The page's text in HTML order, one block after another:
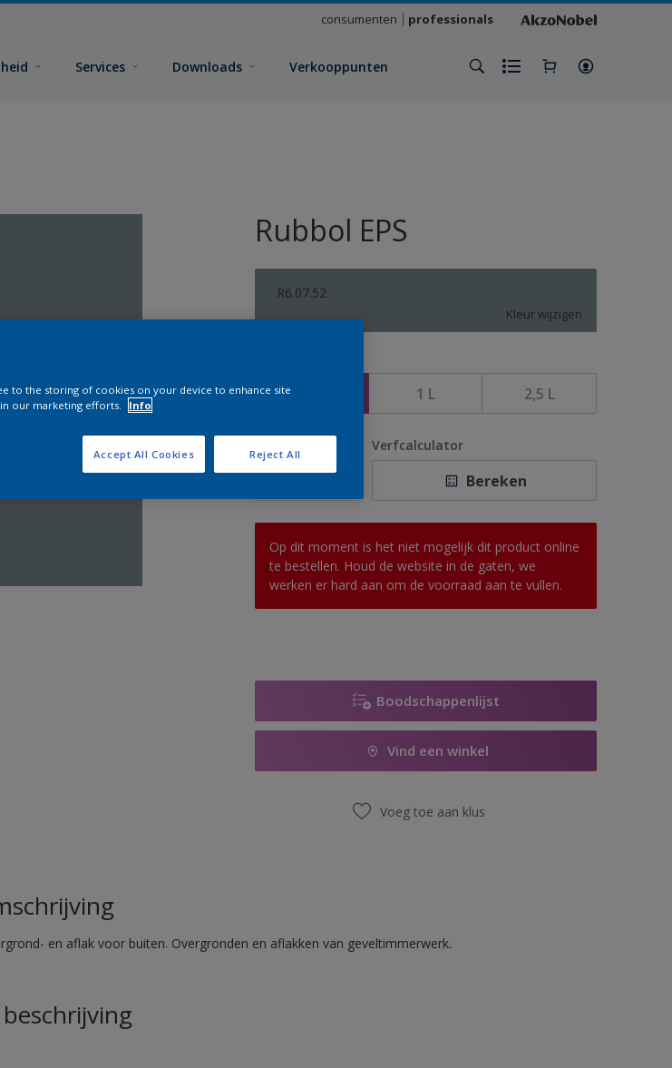
consumenten professionals
Services Downloads Verkooppunten
Rubbol EPS
R6.07.52
Kleur wijzigen
500 ML 1 L 2,5 L
Verfcalculator
Bereken
Op dit moment is het niet mogelijk dit product online
te bestellen. Houd de website in de gaten, we
werken er hard aan om de voorraad aan te vullen.
Boodschappenlijst
Vind een winkel
Voeg toe aan klus
en aflak voor buiten. Overgronden en aflakken van geveltimmerwerk.
to the storing of cookies on your device to enhance site
in our marketing efforts.
Info
Reject All
Accept All Cookies